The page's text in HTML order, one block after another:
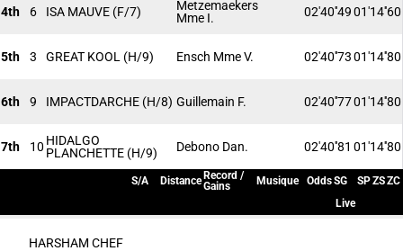
4th 6 ISA MAUVE (F/7)
Metzemaekers
Mme I.
02'40''4901'14''60
5th 3 GREAT KOOL (H/9) Ensch Mme V. 02'40''7301'14''80
6th 9 IMPACTDARCHE (H/8) Guillemain F. 02'40''7701'14''80
7th 10 HIDALGO
PLANCHETTE (H/9) Debono Dan. 02'40''81 01'14''80
S/A Distance Record /
Gains
Musique OddsSG SPZSZC
Live
HARSHAM CHEF